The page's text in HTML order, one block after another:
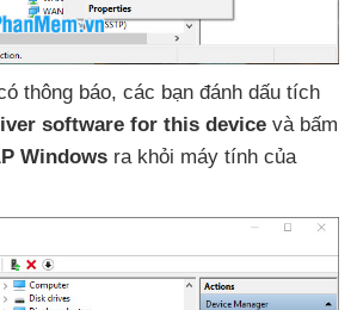
thông báo, các bạn đánh dấu tích
software for this device và bấm
Windows ra khỏi máy tính của